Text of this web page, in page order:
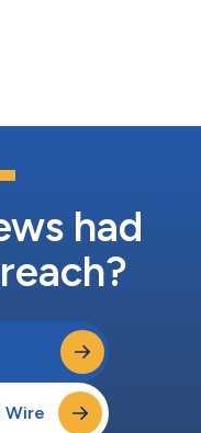
en devoir qui tient
fait par le personnel
had
Wire